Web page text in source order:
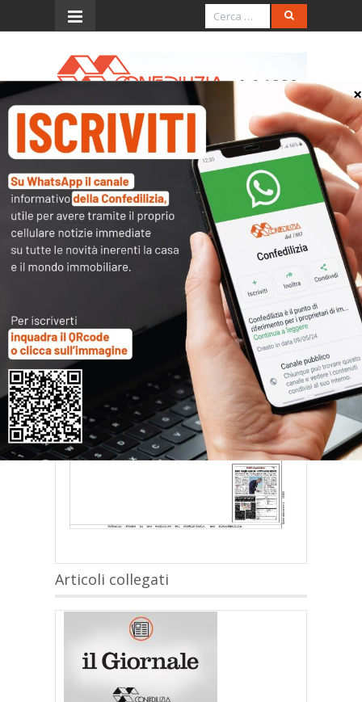
Menu
Puntare sul mattone per
tornare a crescere
Articoli collegati